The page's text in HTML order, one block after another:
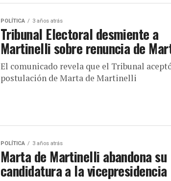
POLÍTICA 3 años atrás
Tribunal Electoral desmiente a
Martinelli sobre renuncia de
El comunicado revela que el Tribunal
postulación de Marta de Martinelli
POLÍTICA 3 años atrás
Marta de Martinelli abandona su
candidatura a la vicepresidencia